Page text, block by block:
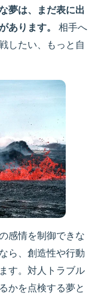
夢は、まだ表に出
あります。
相手へ
したい、もっと自
感情を制御できな
ら、創造性や行動
す。対人トラブル
かを点検する夢と